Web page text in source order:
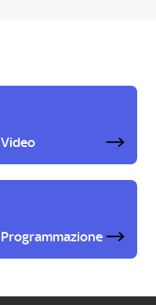
Video
Programmazione